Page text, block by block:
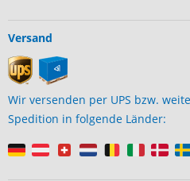
Versand
Wir versenden per UPS bzw.
Spedition in folgende Länder: